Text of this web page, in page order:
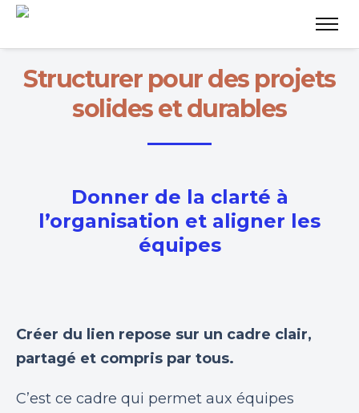
Structurer pour des projets
solides et durables
Donner de la clarté à
l’organisation et aligner les
équipes
Créer du lien repose sur un cadre clair,
partagé et compris par tous.
C’est ce cadre qui permet aux équipes